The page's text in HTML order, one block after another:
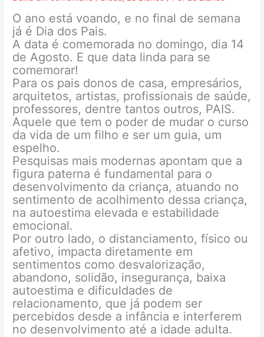
O ano está voando, e no final de semana
já é Dia dos Pais.
A data é comemorada no domingo, dia 14
de Agosto. E que data linda para se
comemorar!
Para os pais donos de casa, empresários,
arquitetos, artistas, profissionais de saúde,
professores, dentre tantos outros, PAIS.
Aquele que tem o poder de mudar o curso
da vida de um filho e ser um guia, um
espelho.
Pesquisas mais modernas apontam que a
figura paterna é fundamental para o
desenvolvimento da criança, atuando no
sentimento de acolhimento dessa criança,
na autoestima elevada e estabilidade
emocional.
Por outro lado, o distanciamento, físico ou
afetivo, impacta diretamente em
sentimentos como desvalorização,
abandono, solidão, insegurança, baixa
autoestima e dificuldades de
relacionamento, que já podem ser
percebidos desde a infância e interferem
no desenvolvimento até a idade adulta.